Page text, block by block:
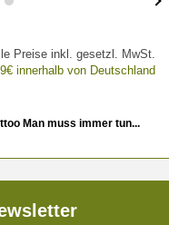
Preise inkl. gesetzl. MwSt.
innerhalb von Deutschland
Man muss immer tun...